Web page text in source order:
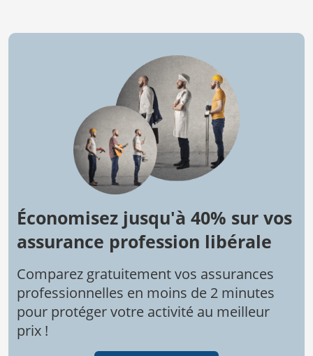
Économisez jusqu'à 40% sur vos
assurance profession libérale
Comparez gratuitement vos assurances
professionnelles en moins de 2 minutes
pour protéger votre activité au meilleur
prix !